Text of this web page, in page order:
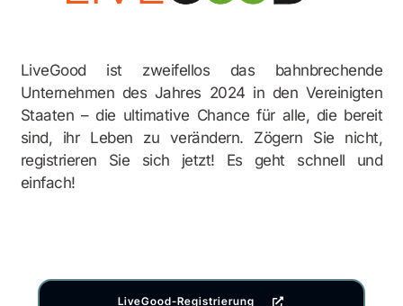
LiveGood ist zweifellos das bahnbrechende
Unternehmen des Jahres 2024 in den Vereinigten
Staaten – die ultimative Chance für alle, die bereit
sind, ihr Leben zu verändern. Zögern Sie nicht,
registrieren Sie sich jetzt! Es geht schnell und
einfach!
LiveGood-Registrierung